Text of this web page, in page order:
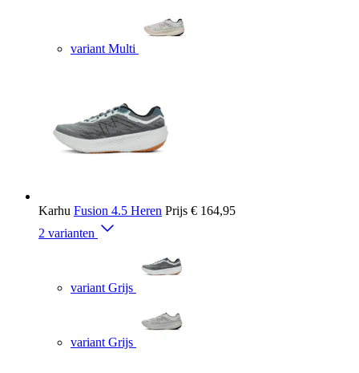
variant Multi
Karhu Fusion 4.5 Heren Prijs € 164,95
2 varianten
variant Grijs
variant Grijs